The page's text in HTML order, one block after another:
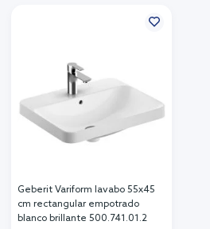
Geberit Variform lavabo 55x45
cm rectangular empotrado
blanco brillante 500.741.01.2